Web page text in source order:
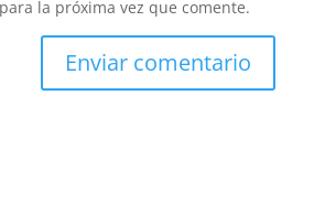
la próxima vez que comente.